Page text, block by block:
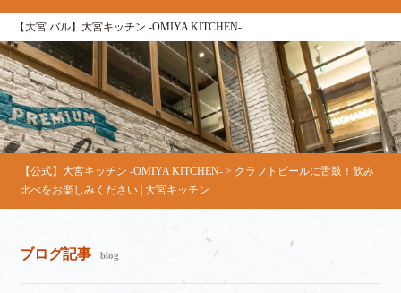
【大宮 バル】大宮キッチン ‐OMIYA KITCHEN‐
【公式】大宮キッチン ‐OMIYA KITCHEN‐ > クラフトビールに舌鼓！飲み
比べをお楽しみください | 大宮キッチン
ブログ記事 blog